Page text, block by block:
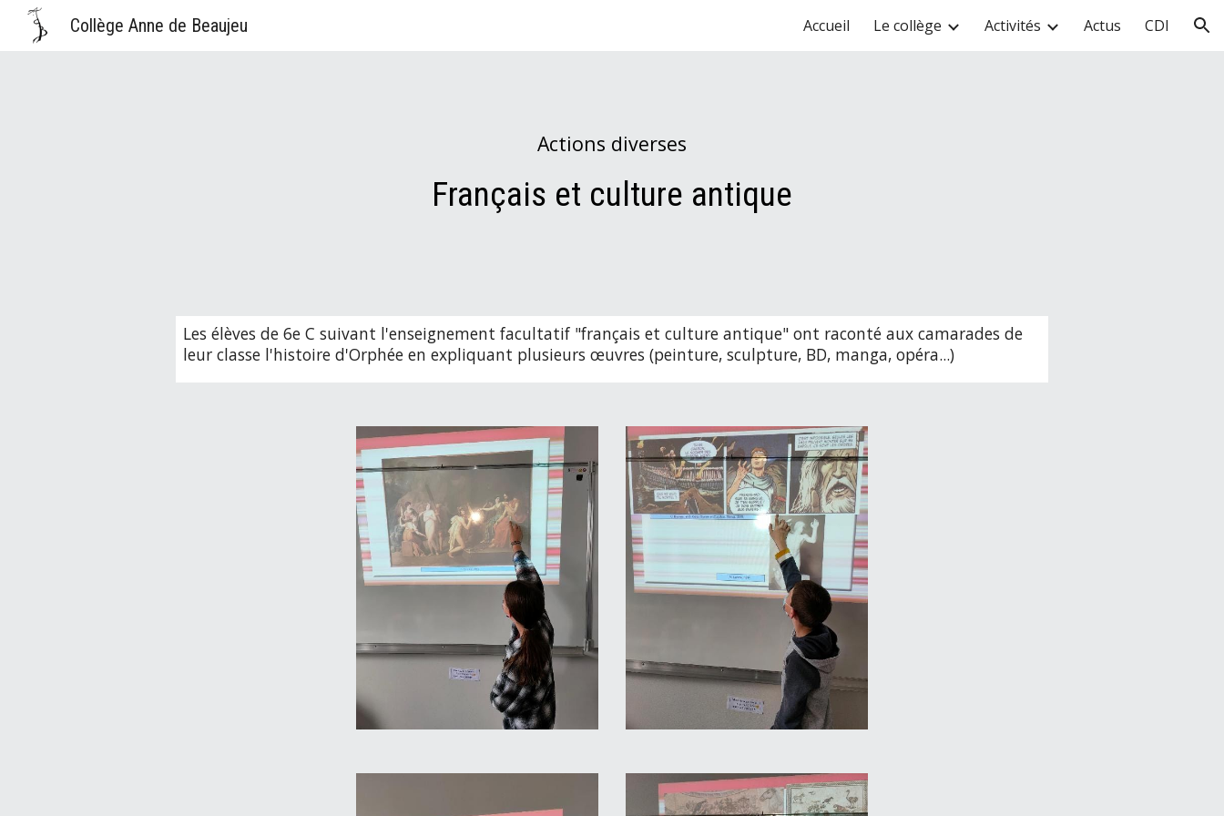
Skip to navigation
Collège Anne de Beaujeu Accueil Le collège Activités Actus CDI
Actions diverses
Français et culture antique
Les élèves de 6e C suivant l'enseignement facultatif "français et culture antique" ont raconté aux camarades de
leur classe l'histoire d'Orphée en expliquant plusieurs œuvres (peinture, sculpture, BD, manga, opéra...)